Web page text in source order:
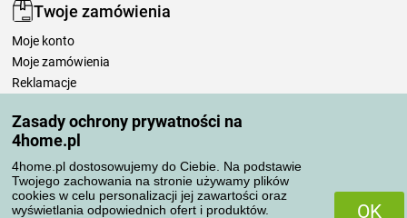
Zasady ochrony prywatności na
4home.pl
4home.pl dostosowujemy do Ciebie. Na podstawie
Twojego zachowania na stronie używamy plików
cookies w celu personalizacji jej zawartości oraz
wyświetlania odpowiednich ofert i produktów.
OK
Twoje zamówienia
Moje konto
Moje zamówienia
Reklamacje
Zasady przetwarzania recenzji
Sposoby transportu